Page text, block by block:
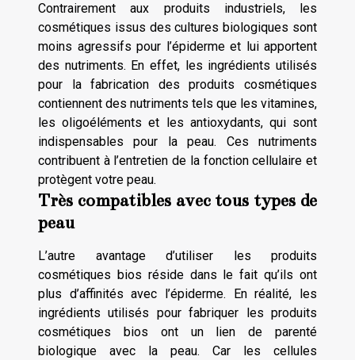
Contrairement aux produits industriels, les
cosmétiques issus des cultures biologiques sont
moins agressifs pour l’épiderme et lui apportent
des nutriments. En effet, les ingrédients utilisés
pour la fabrication des produits cosmétiques
contiennent des nutriments tels que les vitamines,
les oligoéléments et les antioxydants, qui sont
indispensables pour la peau. Ces nutriments
contribuent à l’entretien de la fonction cellulaire et
protègent votre peau.
Très compatibles avec tous types de
peau
L’autre avantage d’utiliser les produits
cosmétiques bios réside dans le fait qu’ils ont
plus d’affinités avec l’épiderme. En réalité, les
ingrédients utilisés pour fabriquer les produits
cosmétiques bios ont un lien de parenté
biologique avec la peau. Car les cellules